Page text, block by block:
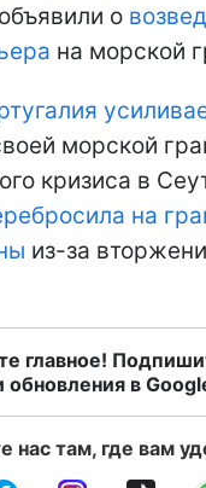
о
на морской
морской
кризиса в
на
из-за
главное!
обновления в
нас там, где вам